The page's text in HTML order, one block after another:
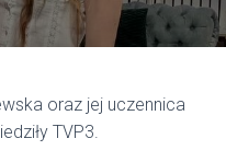
G
A
C
oraz jej uczennica
TVP3.